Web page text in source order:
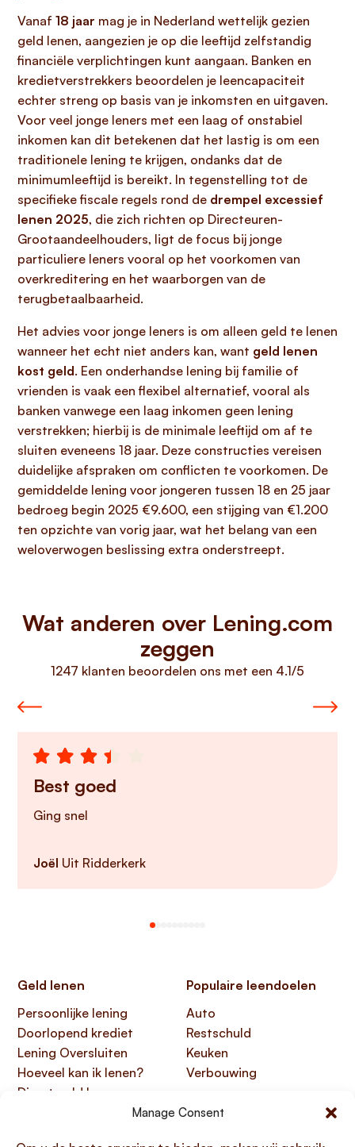
Manage Consent
Vanaf 18 jaar mag je in Nederland wettelijk gezien
geld lenen, aangezien je op die leeftijd zelfstandig
financiële verplichtingen kunt aangaan. Banken en
kredietverstrekkers beoordelen je leencapaciteit
echter streng op basis van je inkomsten en uitgaven.
Voor veel jonge leners met een laag of onstabiel
inkomen kan dit betekenen dat het lastig is om een
traditionele lening te krijgen, ondanks dat de
minimumleeftijd is bereikt. In tegenstelling tot de
specifieke fiscale regels rond de drempel excessief
lenen 2025, die zich richten op Directeuren-
Grootaandeelhouders, ligt de focus bij jonge
particuliere leners vooral op het voorkomen van
overkreditering en het waarborgen van de
terugbetaalbaarheid.
Het advies voor jonge leners is om alleen geld te lenen
wanneer het echt niet anders kan, want geld lenen
kost geld. Een onderhandse lening bij familie of
vrienden is vaak een flexibel alternatief, vooral als
banken vanwege een laag inkomen geen lening
verstrekken; hierbij is de minimale leeftijd om af te
sluiten eveneens 18 jaar. Deze constructies vereisen
duidelijke afspraken om conflicten te voorkomen. De
gemiddelde lening voor jongeren tussen 18 en 25 jaar
bedroeg begin 2025 €9.600, een stijging van €1.200
ten opzichte van vorig jaar, wat het belang van een
weloverwogen beslissing extra onderstreept.
Wat anderen over Lening.com
zeggen
1247 klanten beoordelen ons met een 4.1/5
Best goed
Ging snel
Joël Uit Ridderkerk
Geld lenen
Persoonlijke lening
Doorlopend krediet
Lening Oversluiten
Hoeveel kan ik lenen?
Direct geld lenen
Populaire leendoelen
Auto
Restschuld
Keuken
Verbouwing